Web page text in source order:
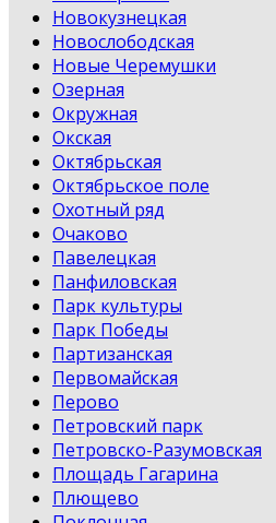
Новокузнецкая
Новослободская
Новые Черемушки
Озерная
Окружная
Окская
Октябрьская
Октябрьское поле
Охотный ряд
Очаково
Павелецкая
Панфиловская
Парк культуры
Парк Победы
Партизанская
Первомайская
Перово
Петровский парк
Петровско-Разумовская
Площадь Гагарина
Плющево